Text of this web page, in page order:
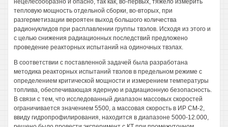
нецелесообразно и опасно, так как, во-первых, тяжело измерить
тепловую мощность отдельной сборки, во-вторых, при
разгерметизации вероятен выход большого количества
радионуклидов при расплавлении группы твэлов. Исходя из этого и
с целью снижения радиационных последствий предложено
проведение реакторных испытаний на одиночных твэлах.
В соответствии с поставленной задачей была разработана
методика реакторных испытаний твэлов в предельном режиме с
определением критической мощности и измерением температуры
топлива, обеспечивающая ядерную и радиационную безопасность.
В связи с тем, что исследованный диапазон массовых скоростей
ограничивается значением 5500, а массовая скорость в ИР СМ-2,
ввиду гидропрофилирования, находится в диапазоне 5000-12.000,